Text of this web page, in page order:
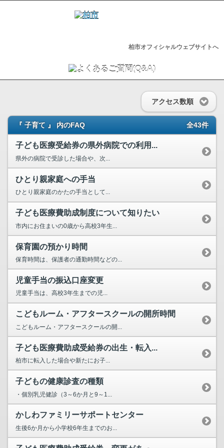
柏市オフィシャルウェブサイトへ
アクセス数順
『 子育て 』 内のFAQ 全43件
子ども医療受給券の県外病院での利用...
県外の病院で受診した場合や、次...
ひとり親家庭への手当
ひとり親家庭のかたの手当として...
子ども医療費助成制度について知りたい
市内にお住まいの0歳から高校3年生...
保育園の預かり時間
保育時間は、保護者の通勤時間などの...
児童手当の振込口座変更
児童手当は、高校3年生までの児...
こどもルーム・アフタースクールの開所時間
こどもルーム・アフタースクールの開...
子ども医療費助成受給券の出生・転入...
柏市に転入した場合や新たにお子...
子どもの健康診査の種類
・個別乳児健診（3～6か月と9～1...
かしわファミリーサポートセンター
生後6か月から小学校6年生までのお...